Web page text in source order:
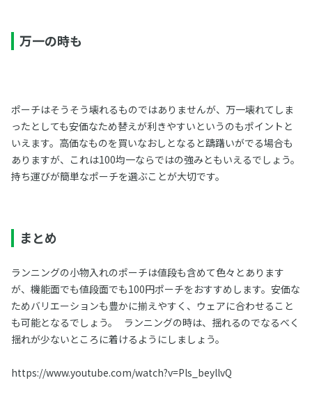
万一の時も
ポーチはそうそう壊れるものではありませんが、万一壊れてしま
ったとしても安価なため替えが利きやすいというのもポイントと
いえます。高価なものを買いなおしとなると躊躇いがでる場合も
ありますが、これは100均一ならではの強みともいえるでしょう。
持ち運びが簡単なポーチを選ぶことが大切です。
まとめ
ランニングの小物入れのポーチは値段も含めて色々とあります
が、機能面でも値段面でも100円ポーチをおすすめします。安価な
ためバリエーションも豊かに揃えやすく、ウェアに合わせること
も可能となるでしょう。 ランニングの時は、揺れるのでなるべく
揺れが少ないところに着けるようにしましょう。
https://www.youtube.com/watch?v=Pls_beyllvQ